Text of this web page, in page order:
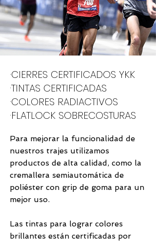
·CIERRES CERTIFICADOS YKK
·TINTAS CERTIFICADAS
·COLORES RADIACTIVOS
·FLATLOCK SOBRECOSTURAS
Para mejorar la funcionalidad de
nuestros trajes utilizamos
productos de alta calidad, como la
cremallera semiautomática de
poliéster con grip de goma para un
mejor uso.
Las tintas para lograr colores
brillantes están certificadas por